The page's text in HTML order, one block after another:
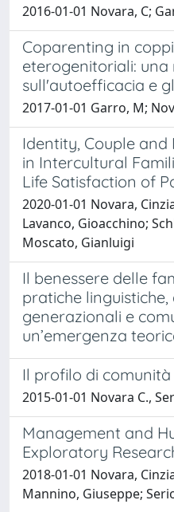
2016-01-01 Novara, C;
Coparenting in
eterogenitoriali:
sull'autoefficacia e
2017-01-01 Garro, M;
Identity, Couple
in Intercultural
Life Satisfaction of
2020-01-01 Novara,
Lavanco, Gioacchino;
Moscato, Gianluigi
Il benessere delle
pratiche
generazionali e
un’emergenza
Il profilo di
2015-01-01 Novara C.,
Management and
Exploratory
2018-01-01 Novara,
Mannino, Giuseppe;